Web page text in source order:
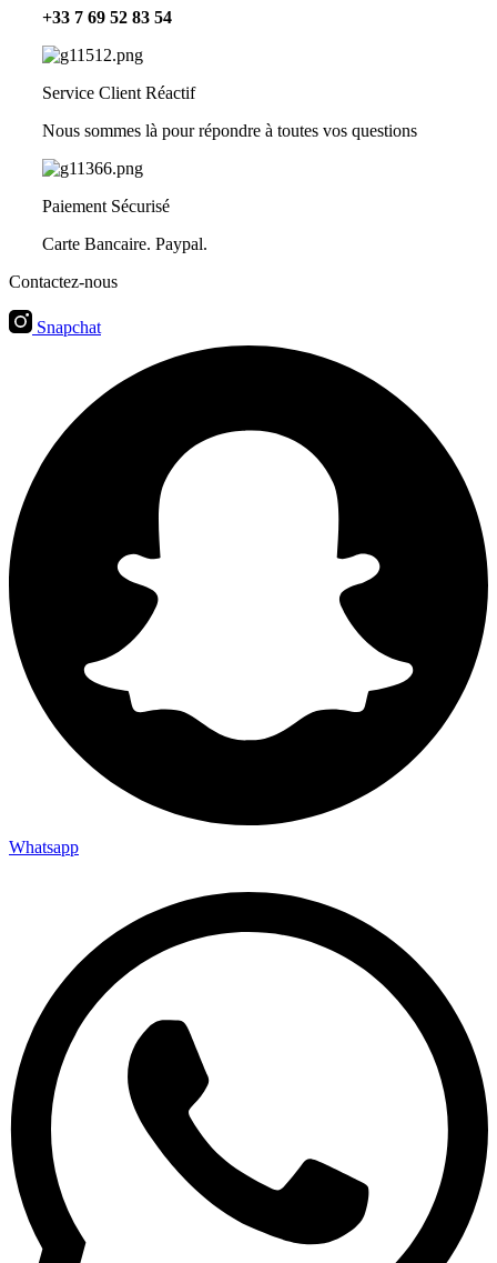
+33 7 69 52 83 54
Service Client Réactif
Nous sommes là pour répondre à toutes vos questions
Paiement Sécurisé
Carte Bancaire. Paypal.
Contactez-nous
Snapchat
Whatsapp